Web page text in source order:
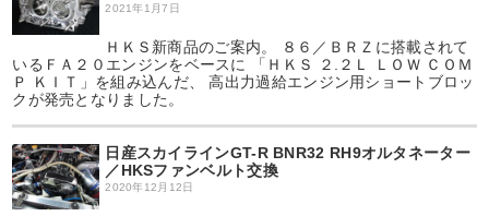
2021年1月7日
ＨＫＳ新商品のご案内。 ８６／ＢＲＺに搭載されて
いるＦＡ２０エンジンをベースに 「ＨＫＳ ２.２Ｌ ＬＯＷ ＣＯＭ
Ｐ ＫＩＴ」を組み込んだ、 高出力過給エンジン用ショートブロッ
クが発売となりました。
日産スカイラインGT-R BNR32 RH9オルタネーター
／HKSファンベルト交換
2020年12月12日